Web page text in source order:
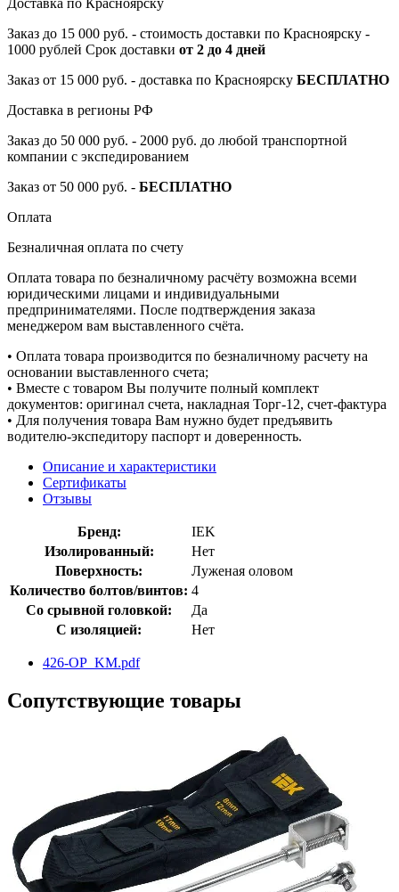
Заказ до 15 000 руб. - стоимость доставки по Красноярску -
1000 рублей Срок доставки от 2 до 4 дней
Заказ от 15 000 руб. - доставка по Красноярску БЕСПЛАТНО
Доставка в регионы РФ
Заказ до 50 000 руб. - 2000 руб. до любой транспортной
компании с экспедированием
Заказ от 50 000 руб. - БЕСПЛАТНО
Оплата
Безналичная оплата по счету
Оплата товара по безналичному расчёту возможна всеми
юридическими лицами и индивидуальными
предпринимателями. После подтверждения заказа
менеджером вам выставленного счёта.
• Оплата товара производится по безналичному расчету на
основании выставленного счета;
• Вместе с товаром Вы получите полный комплект
документов: оригинал счета, накладная Торг-12, счет-фактура
• Для получения товара Вам нужно будет предъявить
водителю-экспедитору паспорт и доверенность.
Описание и характеристики
Сертификаты
Отзывы
Бренд:
IEK
Изолированный:
Нет
Поверхность:
Луженая оловом
Количество болтов/винтов: 4
Со срывной головкой:
Да
С изоляцией:
Нет
426-OP_KM.pdf
Сопутствующие товары